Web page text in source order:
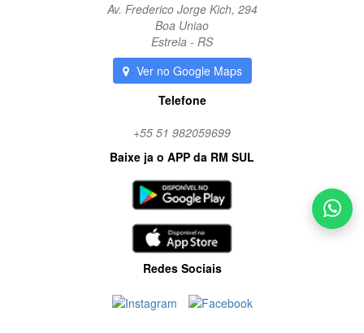
Av. Frederico Jorge Kich, 294
Boa Uniao
Estrela - RS
Ver no Google Maps
Telefone
+55 51 982059699
Baixe ja o APP da RM SUL
Redes Sociais